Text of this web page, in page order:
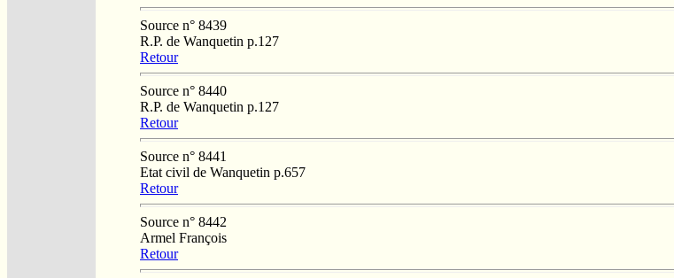
Source n° 8439
R.P. de Wanquetin p.127
Retour
Source n° 8440
R.P. de Wanquetin p.127
Retour
Source n° 8441
Etat civil de Wanquetin p.657
Retour
Source n° 8442
Armel François
Retour